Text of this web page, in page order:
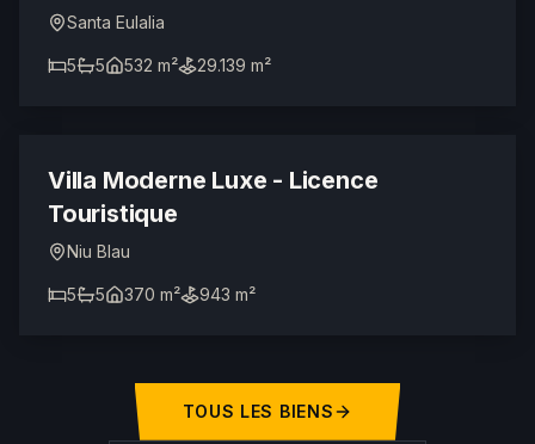
Santa Eulalia
5 5 532 m² 29.139 m²
LICENCE TOURISTIQUE
Villa Moderne Luxe - Licence
Touristique
Niu Blau
5 5 370 m² 943 m²
TOUS LES BIENS